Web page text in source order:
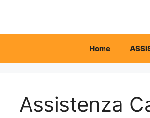
Home
Assistenza